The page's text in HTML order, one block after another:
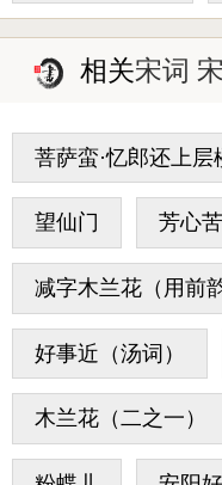
相关宋词
菩萨蛮·忆郎还上层
望仙门 芳心
减字木兰花（用前
好事近（汤词）
木兰花（二之一）